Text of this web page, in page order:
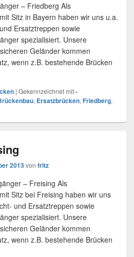
– Friedberg Als
Sitz in Bayern haben wir uns u.a.
Ersatztreppen sowie
spezialisiert. Unsere
Geländer kommen
wenn z.B. bestehende Brücken
– Friedberg
| Gekennzeichnet mit-
, Ersatzbrücken, Friedberg,
2013von fritz
– Freising Als
Sitz bei Freising haben wir uns
und Ersatztreppen sowie
spezialisiert. Unsere
Geländer kommen
wenn z.B. bestehende Brücken